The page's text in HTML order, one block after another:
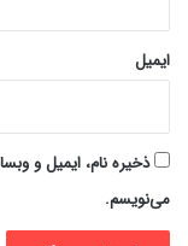
ایمیل
ذخیره نام، ایمیل و
می‌نویسم.